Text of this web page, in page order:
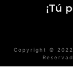
¡Tú
Copyright ©